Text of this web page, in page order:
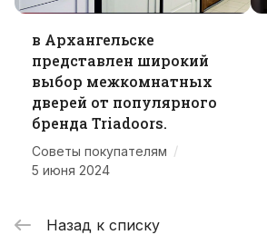
в Архангельске
представлен широкий
выбор межкомнатных
дверей от популярного
бренда Triadoors.
Советы покупателям /
5 июня 2024
Назад к списку